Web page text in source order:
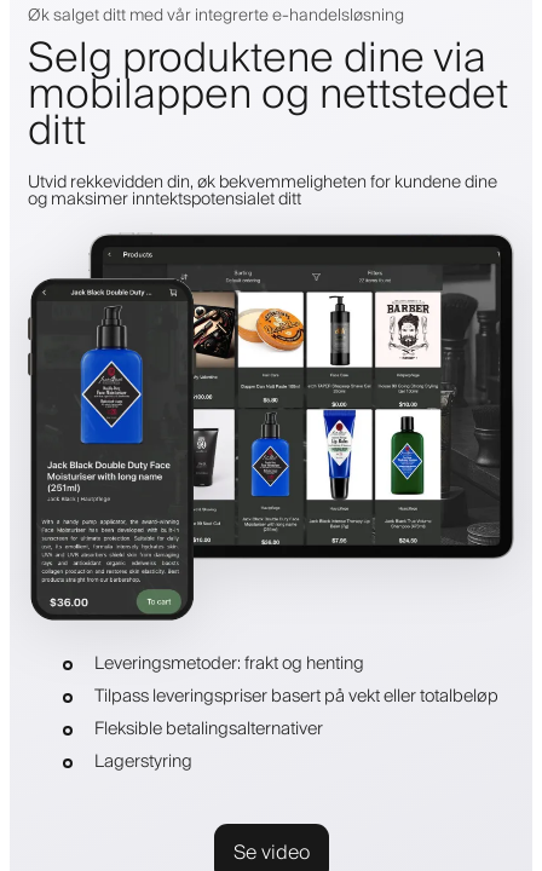
Øk salget ditt med vår integrerte e-handelsløsning
Selg produktene dine via
mobilappen og nettstedet
ditt
Utvid rekkevidden din, øk bekvemmeligheten for kundene dine
og maksimer inntektspotensialet ditt
Leveringsmetoder: frakt og henting
Tilpass leveringspriser basert på vekt eller totalbeløp
Fleksible betalingsalternativer
Lagerstyring
Se video